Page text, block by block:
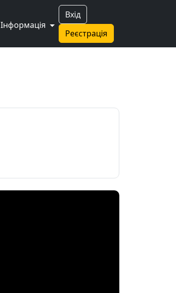
Вхід
Реєстрація
Інформація